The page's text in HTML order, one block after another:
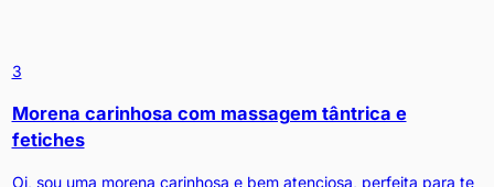
3
Morena carinhosa com massagem tântrica e
fetiches
Oi, sou uma morena carinhosa e bem atenciosa, perfeita para te